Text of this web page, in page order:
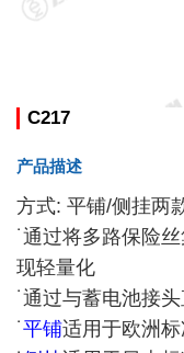
C217
产品描述
方式: 平铺/侧挂两
˙通过将多路保险
现轻量化
˙通过与蓄电池接
˙平铺适用于欧洲